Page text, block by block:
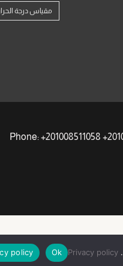
مقياس درجة
Privacy policy
Ok
policy